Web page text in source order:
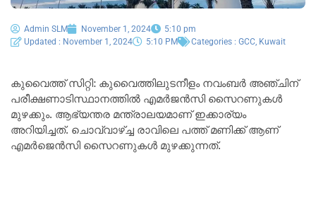
Admin SLM November 1, 2024
5:10 pm
Updated : November 1, 2024
5:10 PM Categories : GCC Kuwait
കുവൈത്ത് സിറ്റി: കുവൈത്തിലുടനീളം നവംബർ അഞ്ചിന്
പരീക്ഷണാടിസ്ഥാനത്തിൽ എമർജൻസി സൈറണുകൾ
മുഴക്കും. ആഭ്യന്തര മന്ത്രാലയമാണ് ഇക്കാര്യം
അറിയിച്ചത്. ചൊവ്വാഴ്ച്ച രാവിലെ പത്ത് മണിക്ക് ആണ്
എമർജെൻസി സൈറണുകൾ മുഴക്കുന്നത്.